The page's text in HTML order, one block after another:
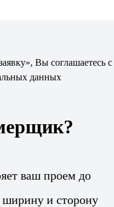
Вы соглашаетесь с
данных
ваш проем до
и сторону